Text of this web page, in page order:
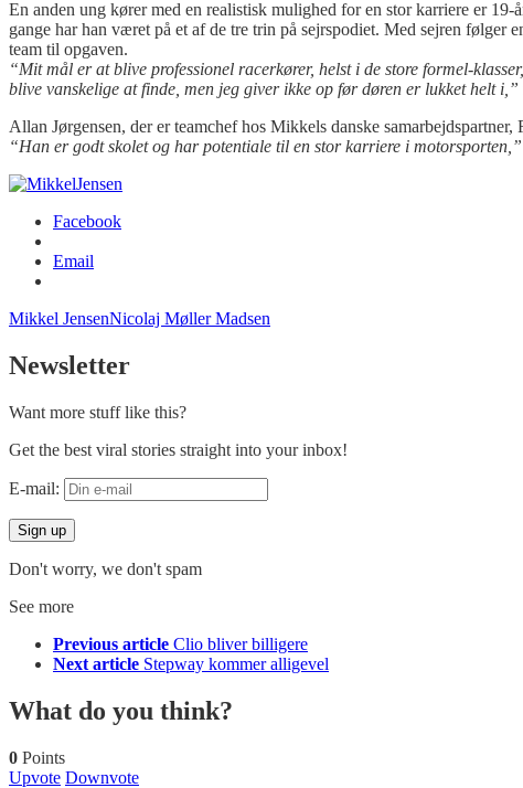
En anden ung kører med en realistisk mulighed for en stor karriere er
gange har han været på et af de tre trin på sejrspodiet. Med sejren
team til opgaven.
“Mit mål er at blive professionel racerkører, helst i de store formel-
blive vanskelige at finde, men jeg giver ikke op før døren er lukket helt i,”
Allan Jørgensen, der er teamchef hos Mikkels danske
“Han er godt skolet og har potentiale til en stor karriere i motorsporten,”
Facebook
Email
Mikkel JensenNicolaj Møller Madsen
Newsletter
Want more stuff like this?
Get the best viral stories straight into your inbox!
E-mail:
Don't worry, we don't spam
See more
Previous article Clio bliver billigere
Next article Stepway kommer alligevel
What do you think?
0 Points
Upvote Downvote